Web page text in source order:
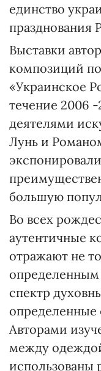
единство
празднования
Выставки
композиций
«Украинское
течение 2006
деятелями
Лунь и
большую
Во всех
аутентичные
отражают не
спектр
определенные
Авторами
между
использованы